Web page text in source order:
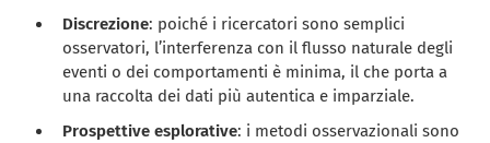
Discrezione: poiché i ricercatori sono semplici
osservatori, l’interferenza con il flusso naturale degli
eventi o dei comportamenti è minima, il che porta a
una raccolta dei dati più autentica e imparziale.
Prospettive esplorative: i metodi osservazionali sono